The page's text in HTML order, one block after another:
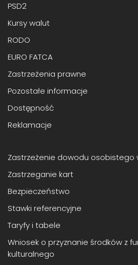
PSD2
Kursy walut
RODO
EURO FATCA
Zastrzeżenia prawne
Pozostałe informacje
Dostępność
Reklamacje
Zastrzeżenie dowodu osobistego
Zastrzeganie kart
Bezpieczeństwo
Stawki referencyjne
Taryfy i tabele
Wniosek o przyznanie środków z
kulturalnego